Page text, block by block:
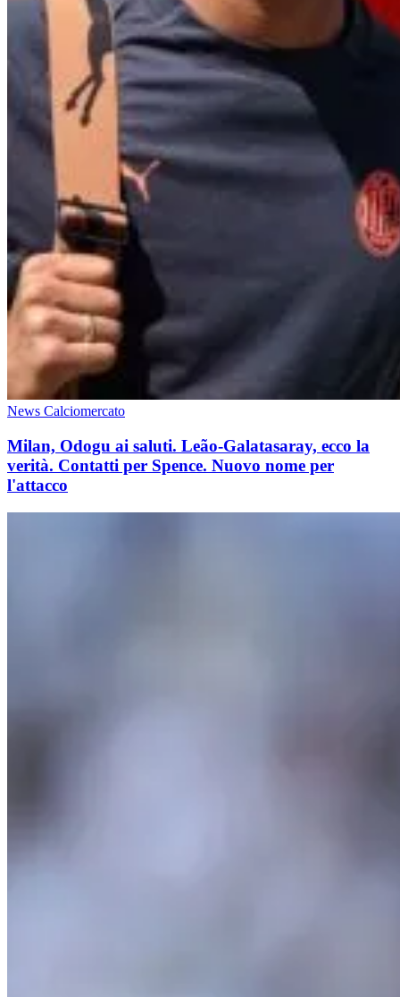
News Calciomercato
Milan, Odogu ai saluti. Leão-Galatasaray, ecco la
verità. Contatti per Spence. Nuovo nome per
l'attacco